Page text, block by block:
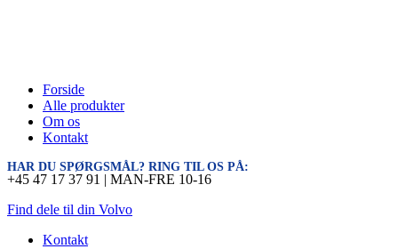
Forside
Alle produkter
Om os
Kontakt
HAR DU SPØRGSMÅL? RING TIL OS PÅ:
+45 47 17 37 91 | MAN-FRE 10-16
Find dele til din Volvo
Kontakt